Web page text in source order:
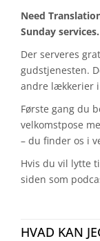
Need
Sunday
Der serveres
gudstjenesten.
andre lækkerier i
Første gang du
velkomstpose
– du finder os i
Hvis du vil lytte
siden som
HVAD KAN